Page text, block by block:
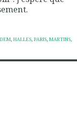
,HALLES,PARIS,MARTINS,